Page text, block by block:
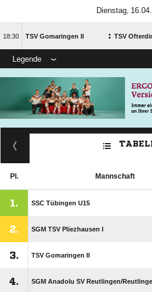

 TSV Gomaringen II : TSV
Legende
Pl. Mannschaft
1. SSC Tübingen U15
2. SGM TSV Pliezhausen I
3. TSV Gomaringen II
4. SGM Anadolu SV Reutlingen/​